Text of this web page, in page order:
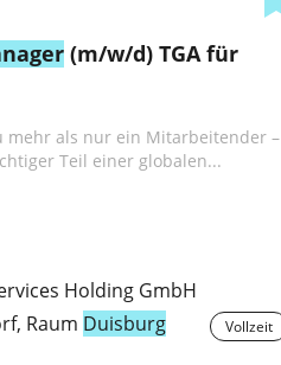
(m/w/d) TGA für
mehr als nur ein Mitarbeitender –
Teil einer globalen...
Holding GmbH
Raum Duisburg Vollzeit